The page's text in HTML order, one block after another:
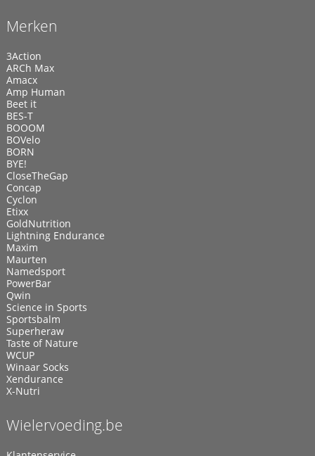
Merken
3Action
ARCh Max
Amacx
Amp Human
Beet it
BES-T
BOOOM
BOVelo
BORN
BYE!
CloseTheGap
Concap
Cyclon
Etixx
GoldNutrition
Lightning Endurance
Maxim
Maurten
Namedsport
PowerBar
Qwin
Science in Sports
Sportsbalm
Superheraw
Taste of Nature
WCUP
Winaar Socks
Xendurance
X-Nutri
Wielervoeding.be